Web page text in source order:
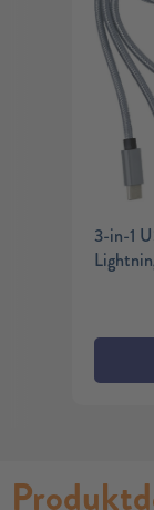
3-in-1